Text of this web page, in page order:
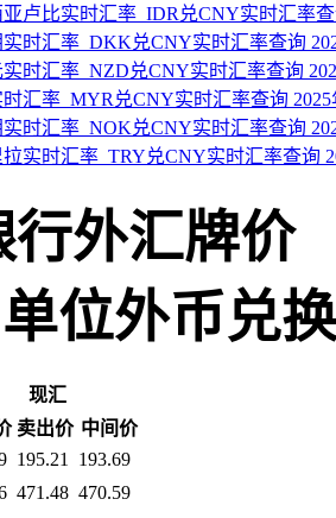
卢比实时汇率_IDR兑CNY实时汇率查
时汇率_DKK兑CNY实时汇率查询
时汇率_NZD兑CNY实时汇率查询
汇率_MYR兑CNY实时汇率查询 2025
时汇率_NOK兑CNY实时汇率查询
实时汇率_TRY兑CNY实时汇率查询
行外汇牌价
位外币兑
现汇
卖出价 中间价
195.21
193.69
471.48 470.59